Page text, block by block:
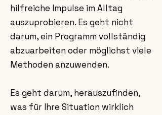
hilfreiche Impulse im Alltag
auszuprobieren. Es geht nicht
darum, ein Programm vollständig
abzuarbeiten oder möglichst viele
Methoden anzuwenden.
Es geht darum, herauszufinden,
was für Ihre Situation wirklich